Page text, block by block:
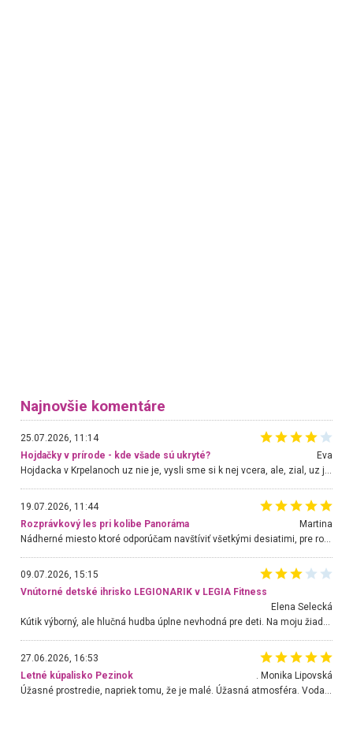
Najnovšie komentáre
25.07.2026, 11:14
Hojdačky v prírode - kde všade sú ukryté?
Eva
Hojdacka v Krpelanoch uz nie je, vysli sme si k nej vcera, ale, zial, uz je znicena. Ak sem planujete cestu len kvoli hojdacke, mozete si ju usetrit. Krasny vyhlad je tu vsak aj bez hojdacky :-)
19.07.2026, 11:44
Rozprávkový les pri kolibe Panoráma
Martina
Nádherné miesto ktoré odporúčam navštíviť všetkými desiatimi, pre rodiny s deťmi, dôchodcom... Proste a jednoducho ozaj rozprávkový les.. určite ešte prídeme. Odniesli sme si na pamiatku krásne tričká,
09.07.2026, 15:15
Vnútorné detské ihrisko LEGIONARIK v LEGIA Fitness
Elena Selecká
Kútik výborný, ale hlučná hudba úplne nevhodná pre deti. Na moju žiadosť o aspoň sušenie nereagovali.
27.06.2026, 16:53
Letné kúpalisko Pezinok
. Monika Lipovská
Úžasné prostredie, napriek tomu, že je malé. Úžasná atmosféra. Voda fantastická a nádherná. Ľudí je pomerne veľa, ale su mili a ohľaduplní. Je veľmi zaujímavé sledovať, ako dokážu spolu športovať cudzí ľudia a bez ohľadu na vek. Vládne tu pohoda. Vnuka neviem dostať z vody. Ďakujem za krásny deň . Urcite sa sem vrátim. Jediný problém je s parkovaním, ale aj ten sa mi podarilo vyriešiť. Monika Bratislava